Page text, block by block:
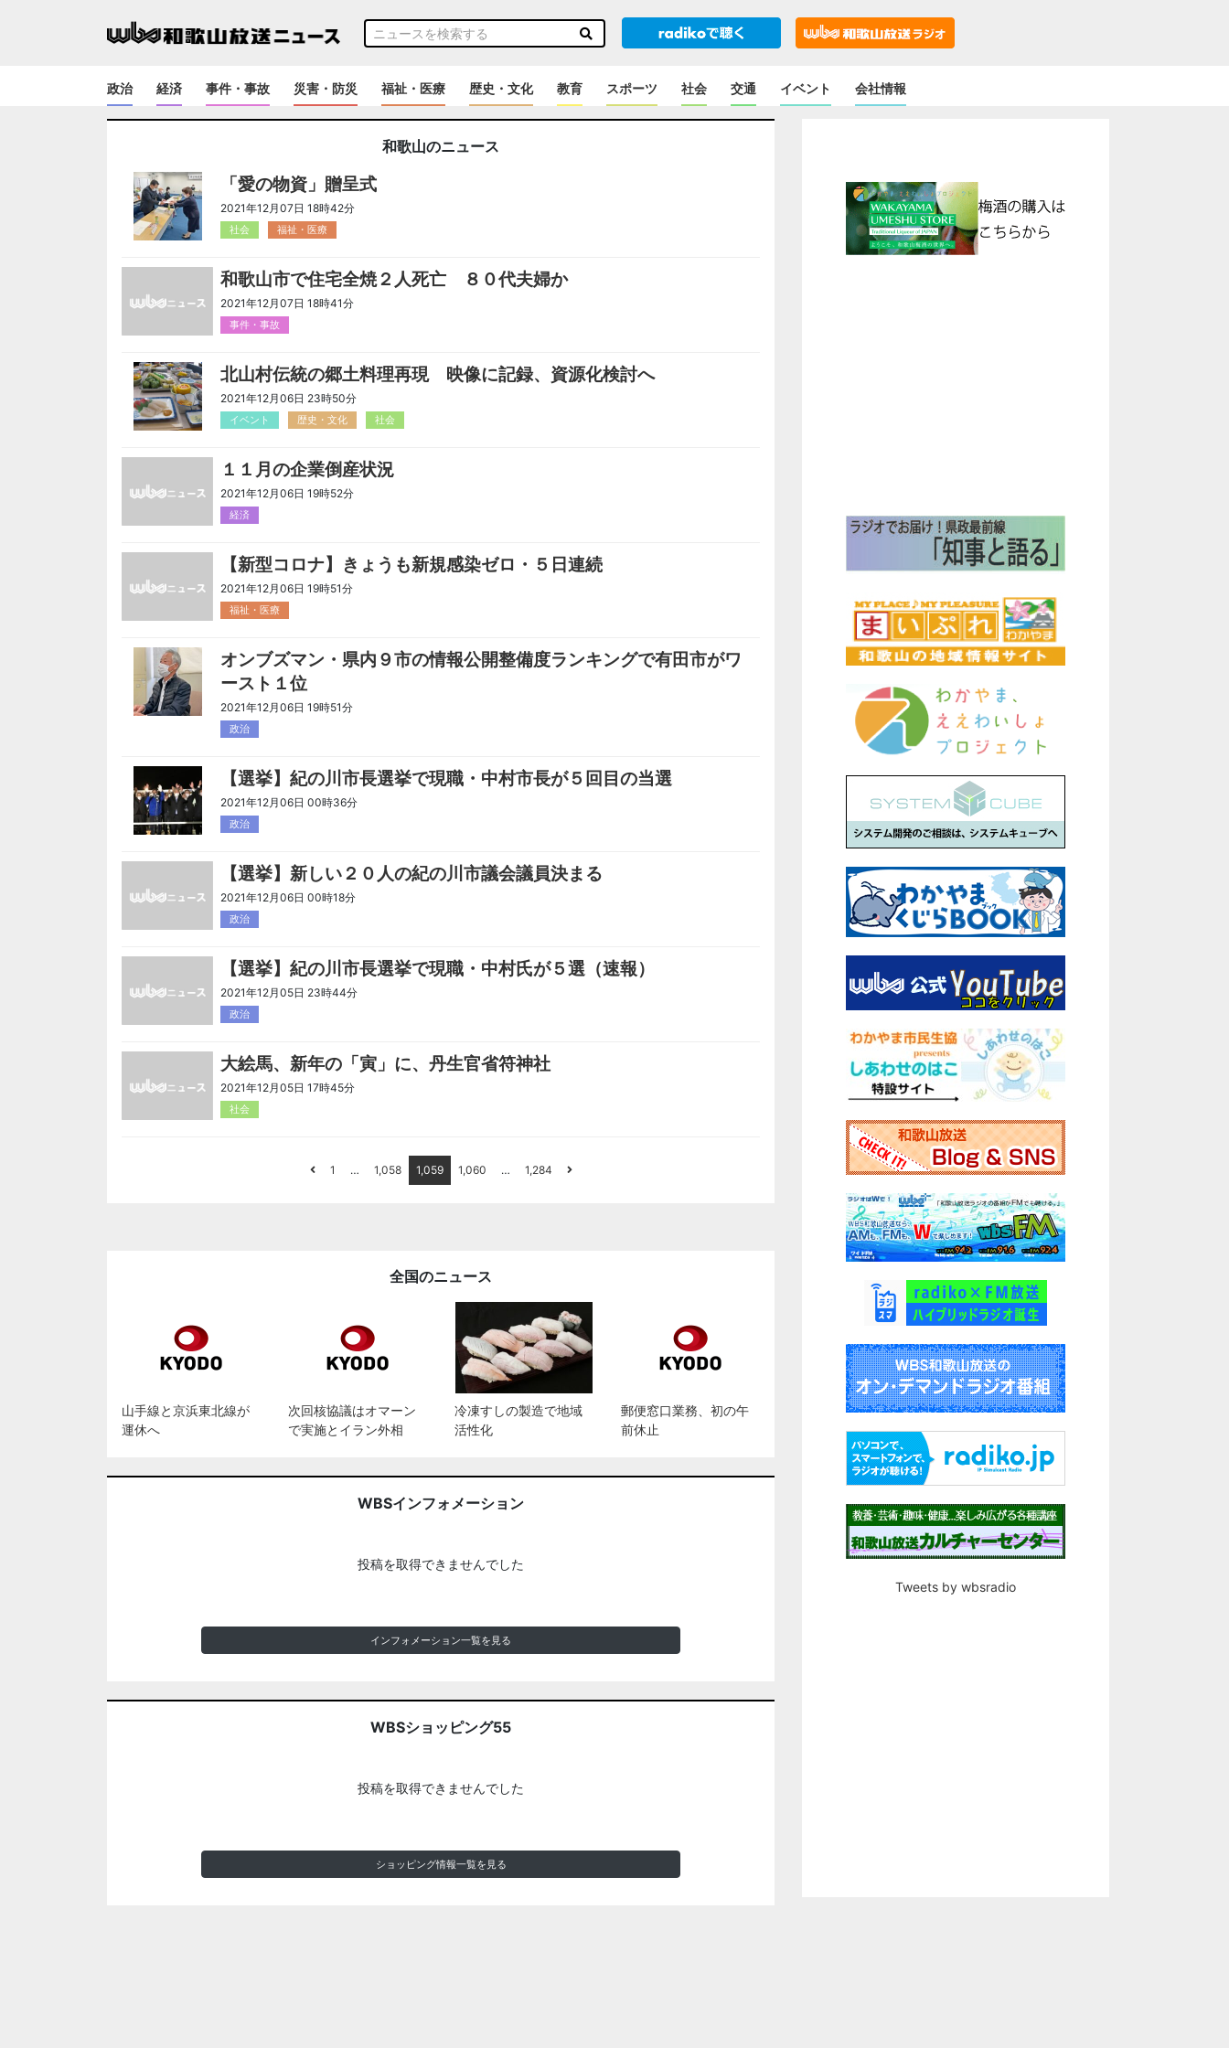
政治 経済 事件・事故 災害・防災 福祉・医療 歴史・文化 教育 スポーツ 社会 交通 イベント 会社情報
和歌山のニュース
「愛の物資」贈呈式
2021年12月07日 18時42分
社会 福祉・医療
和歌山市で住宅全焼２人死亡 ８０代夫婦か
2021年12月07日 18時41分
事件・事故
北山村伝統の郷土料理再現 映像に記録、資源化検討へ
2021年12月06日 23時50分
イベント 歴史・文化 社会
１１月の企業倒産状況
2021年12月06日 19時52分
経済
【新型コロナ】きょうも新規感染ゼロ・５日連続
2021年12月06日 19時51分
福祉・医療
オンブズマン・県内９市の情報公開整備度ランキングで有田市がワ
ースト１位
2021年12月06日 19時51分
政治
【選挙】紀の川市長選挙で現職・中村市長が５回目の当選
2021年12月06日 00時36分
政治
【選挙】新しい２０人の紀の川市議会議員決まる
2021年12月06日 00時18分
政治
【選挙】紀の川市長選挙で現職・中村氏が５選（速報）
2021年12月05日 23時44分
政治
大絵馬、新年の「寅」に、丹生官省符神社
2021年12月05日 17時45分
社会
1 … 1,058 1,059 1,060 … 1,284
全国のニュース
山手線と京浜東北線が
運休へ
次回核協議はオマーン
で実施とイラン外相
冷凍すしの製造で地域
活性化
郵便窓口業務、初の午
前休止
WBSインフォメーション
投稿を取得できませんでした
インフォメーション一覧を見る
WBSショッピング55
投稿を取得できませんでした
ショッピング情報一覧を見る
Tweets by wbsradio